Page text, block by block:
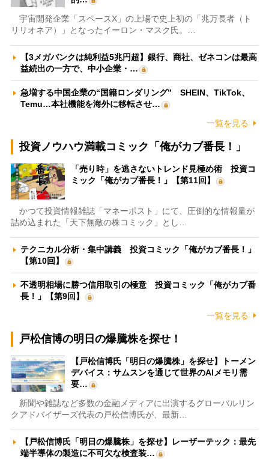
宇宙開発企業「スペースX」の上場で史上初の「兆万長者（ト
リリオネア）」となったイーロン・マスク氏。…
【3メガバンクは純利益5兆円超】銀行、商社、ゼネコンは最高
益続出の一方で、中小企業・…
急増する中国企業の“国籍ロンダリング” SHEIN、TikTok、
Temu…本社機能を海外に移転させ…
一覧を見る
投資ノウハウ満載コミック「俺がカブ番長！」
「売り時」を逃さないトレンド見極め術 投資コ
ミック「俺がカブ番長！」【第11回】
かつて投資情報雑誌「マネーポスト」にて、圧倒的な情報量が
詰め込まれた「天下無敵の株コミック」とし…
テクニカル分析・集中講義 投資コミック「俺がカブ番長！」
【第10回】
不透明相場に勝つ信用取引の極意 投資コミック「俺がカブ番
長！」【第9回】
一覧を見る
戸松信博の明日の爆騰株を探せ！
【戸松信博氏「明日の爆騰株」を探せ】トーメン
デバイス：サムスンを通じて世界のAIメモリ需
要…
新聞や雑誌など多数の金融メディアに出演するグローバルリン
クアドバイザーズ代表の戸松信博氏が、最新…
【戸松信博氏「明日の爆騰株」を探せ】レーザーテック：最先
端半導体の製造に不可欠な検査装…